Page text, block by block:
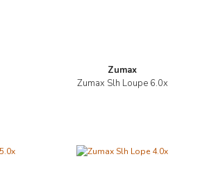
Zumax
Zumax Slh Loupe 6.0x